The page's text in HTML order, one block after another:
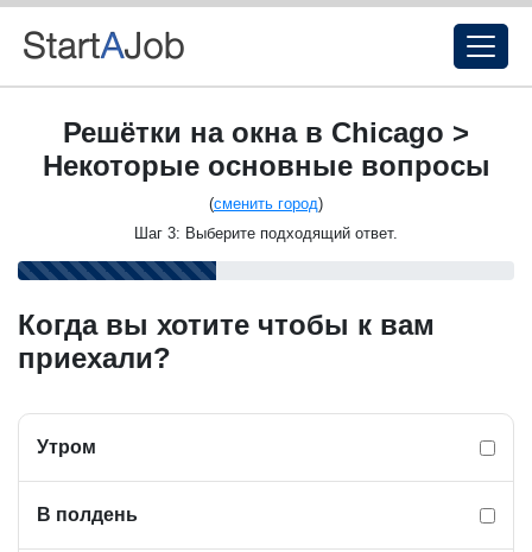
Решётки на окна в Chicago >
Некоторые основные вопросы
(сменить город)
Шаг 3: Выберите подходящий ответ.
Когда вы хотите чтобы к вам
приехали?
Утром
В полдень